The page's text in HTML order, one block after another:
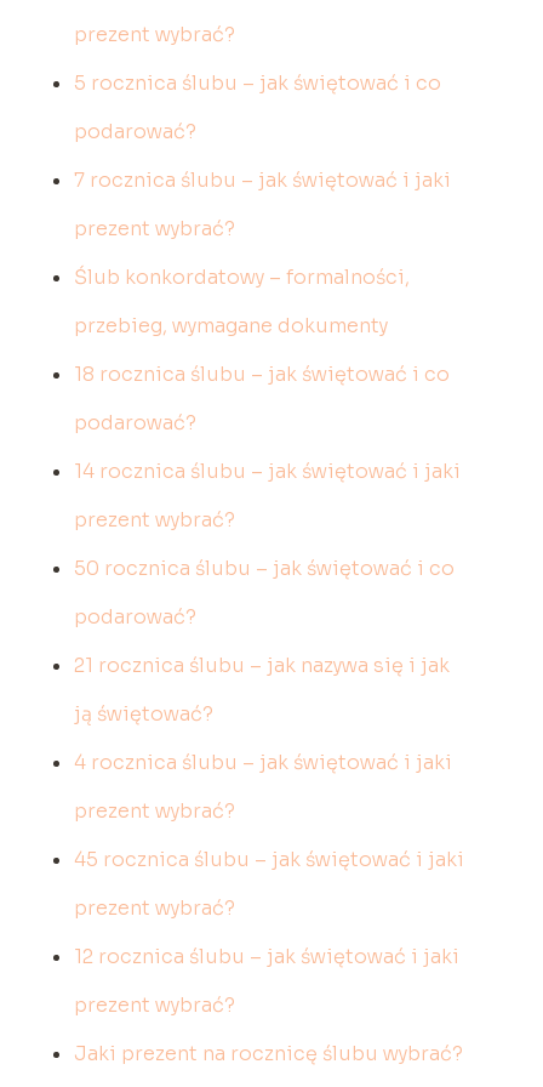
prezent wybrać?
5 rocznica ślubu – jak świętować i co
podarować?
7 rocznica ślubu – jak świętować i jaki
prezent wybrać?
Ślub konkordatowy – formalności,
przebieg, wymagane dokumenty
18 rocznica ślubu – jak świętować i co
podarować?
14 rocznica ślubu – jak świętować i jaki
prezent wybrać?
50 rocznica ślubu – jak świętować i co
podarować?
21 rocznica ślubu – jak nazywa się i jak
ją świętować?
4 rocznica ślubu – jak świętować i jaki
prezent wybrać?
45 rocznica ślubu – jak świętować i jaki
prezent wybrać?
12 rocznica ślubu – jak świętować i jaki
prezent wybrać?
Jaki prezent na rocznicę ślubu wybrać?